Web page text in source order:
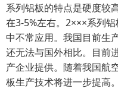
系列铝板的特点是硬度较
在3-5%左右。2×××系列
中不常应用。我国目前生
还无法与国外相比。目前
产企业提供。随着我国航
板生产技术将进一步提高。